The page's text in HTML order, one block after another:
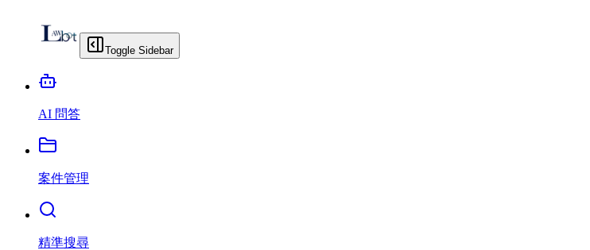
Toggle Sidebar
AI 問答
案件管理
精準搜尋